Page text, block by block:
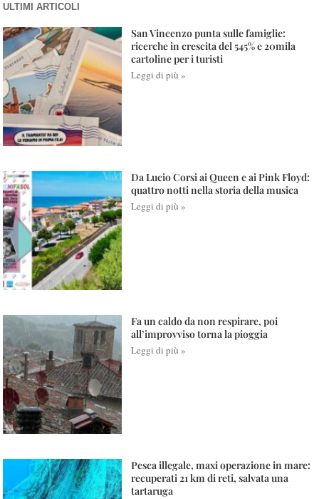
ULTIMI ARTICOLI
San Vincenzo punta sulle famiglie:
ricerche in crescita del 545% e 20mila
cartoline per i turisti
Leggi di più »
Da Lucio Corsi ai Queen e ai Pink Floyd:
quattro notti nella storia della musica
Leggi di più »
Fa un caldo da non respirare, poi
all’improvviso torna la pioggia
Leggi di più »
Pesca illegale, maxi operazione in mare:
recuperati 21 km di reti, salvata una
tartaruga